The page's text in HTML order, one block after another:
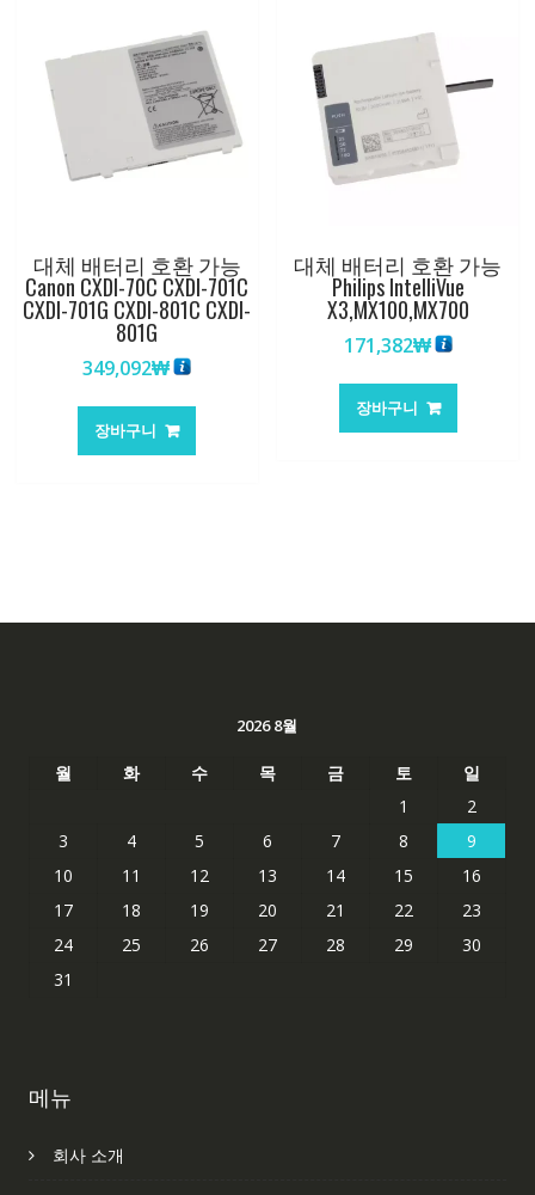
대체 배터리 호환 가능
Canon CXDI-70C CXDI-701C
CXDI-701G CXDI-801C CXDI-
801G
349,092₩
장바구니
대체 배터리 호환 가능
Philips IntelliVue
X3,MX100,MX700
171,382₩
장바구니
2026 8월
월 화 수 목 금 토
일
1
2
3
4 5 6 7 8
9
10
11 12 13 14 15
16
17
18 19 20 21 22
23
24
25 26 27 28 29
30
31
메뉴
회사 소개